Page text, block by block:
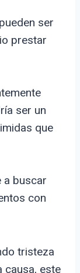
ser
prestar
ser un
que
a buscar
con
tristeza
causa, este